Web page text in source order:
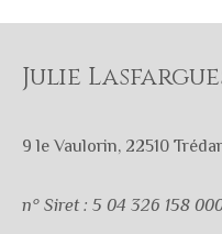
Julie
9 le Vaulorin, 22510
n° Siret : 5 04 326 158